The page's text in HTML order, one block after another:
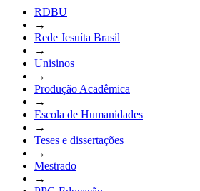
RDBU
→
Rede Jesuíta Brasil
→
Unisinos
→
Produção Acadêmica
→
Escola de Humanidades
→
Teses e dissertações
→
Mestrado
→